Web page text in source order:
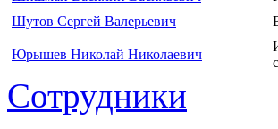
Шутов Сергей Валерьевич
Юрышев Николай Николаевич
Сотрудники